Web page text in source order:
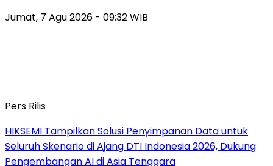
Jumat, 7 Agu 2026 - 09:32 WIB
Pers Rilis
HIKSEMI Tampilkan Solusi Penyimpanan Data untuk
Seluruh Skenario di Ajang DTI Indonesia 2026, Dukung
Pengembangan AI di Asia Tenggara